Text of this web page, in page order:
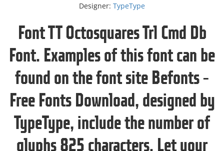
Designer: TypeType
Font TT Octosquares Trl Cmd Db
Font. Examples of this font can be
found on the font site Befonts –
Free Fonts Download, designed by
TypeType, include the number of
glyphs 825 characters. Let your